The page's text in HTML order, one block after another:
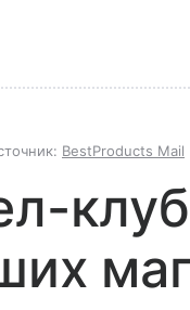
BestProducts Mail